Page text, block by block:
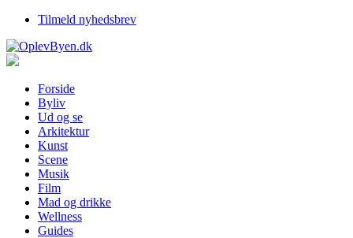
Tilmeld nyhedsbrev
Forside
Byliv
Ud og se
Arkitektur
Kunst
Scene
Musik
Film
Mad og drikke
Wellness
Guides